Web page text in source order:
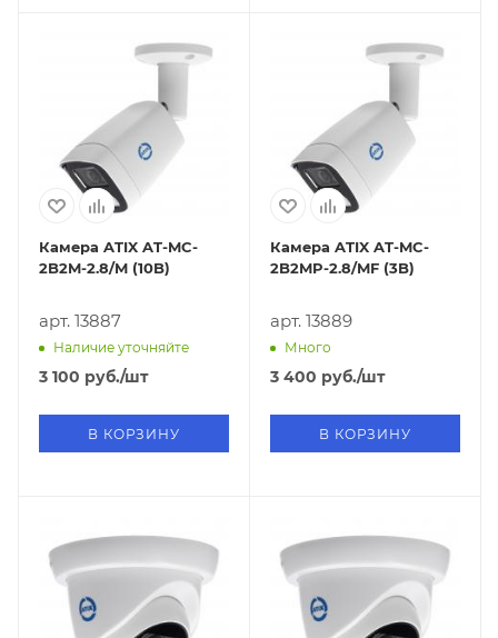
Камера ATIX AT-MC-
2B2M-2.8/M (10B)
арт. 13887
Наличие уточняйте
3 100 руб./шт
В КОРЗИНУ
Камера ATIX AT-MC-
2B2MP-2.8/MF (3B)
арт. 13889
Много
3 400 руб./шт
В КОРЗИНУ